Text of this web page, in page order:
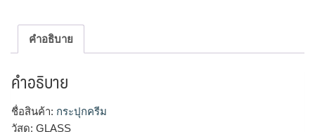
คำอธิบาย
คำอธิบาย
ชื่อสินค้า: กระปุกครีม
วัสดุ: GLASS